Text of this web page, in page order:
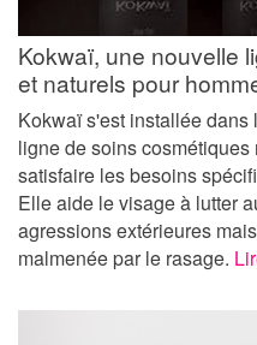
Kokwaï, une nouvelle
et naturels pour
Kokwaï s'est installée
ligne de soins
satisfaire les besoins
Elle aide le visage à lutter
agressions extérieures
malmenée par le rasage.